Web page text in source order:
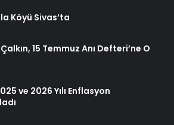
Köyü Sivas’ta
15 Temmuz Anı Defteri’ne O
ve 2026 Yılı Enflasyon